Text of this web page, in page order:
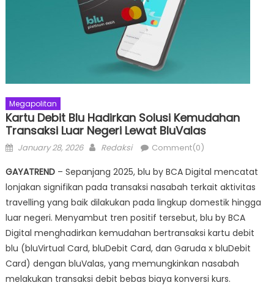
Megapolitan
Kartu Debit Blu Hadirkan Solusi Kemudahan
Transaksi Luar Negeri Lewat BluValas
Posted
January 28, 2026 Author
Redaksi Comment(0)
GAYATREND– Sepanjang 2025, blu by BCA Digital mencatat
lonjakan signifikan pada transaksi nasabah terkait aktivitas
travelling yang baik dilakukan pada lingkup domestik hingga
luar negeri. Menyambut tren positif tersebut, blu by BCA
Digital menghadirkan kemudahan bertransaksi kartu debit
blu (bluVirtual Card, bluDebit Card, dan Garuda x bluDebit
Card) dengan bluValas, yang memungkinkan nasabah
melakukan transaksi debit bebas biaya konversi kurs.